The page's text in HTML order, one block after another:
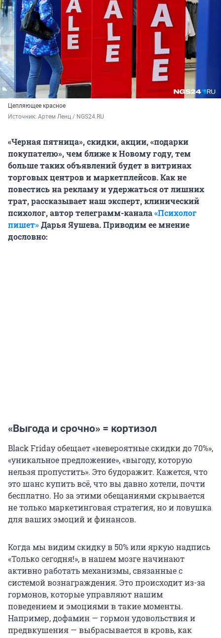
Цепляющее красное
Источник: Артем Ленц / NGS24.RU
«Черная пятница», скидки, акции, «подарки
покупателю», чем ближе к Новому году, тем
больше таких объявлений будет в витринах
торговых центров и маркетплейсов. Как не
повестись на рекламу и удержаться от лишних
трат, рассказывает наш эксперт, клинический
психолог, автор телеграмм-канала«Психолог
пишет»Дарья Яушева. Приводим ее мнение
дословно:
«Выгода и срочно» = кортизол
Black Friday обещает «невероятные скидки до 70%»,
«уникальное предложение», «выгоду, которую
нельзя пропустить». Это будоражит. Кажется, что
это шанс купить всё, что вы давно хотели, почти
бесплатно. Но за этими обещаниями скрывается
не только маркетинговая стратегия, но и ловушка
для ваших эмоций и финансов.
Когда мы видим скидку в 50% или яркую надпись
«Только сегодня!», в нашем мозге начинают
активно работать механизмы, связанные с
системой вознаграждения. Это происходит из-за
гормонов, которые управляют нашим
поведением и эмоциями в такие моменты.
Например, дофамин — гормон удовольствия и
предвкушения — выбрасывается в кровь, как